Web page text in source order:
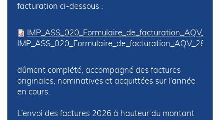
facturation ci-dessous :
dûment complété, accompagné des factures
originales, nominatives et acquittées sur l’année
en cours.
L’envoi des factures 2026 à hauteur du montant